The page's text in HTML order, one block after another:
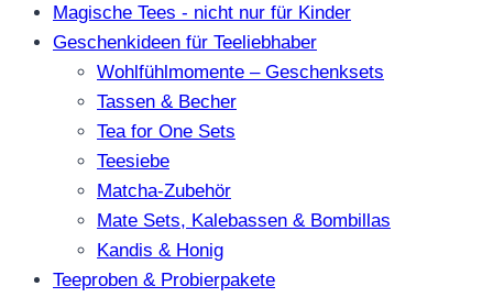
Magische Tees - nicht nur für Kinder
Geschenkideen für Teeliebhaber
Wohlfühlmomente – Geschenksets
Tassen & Becher
Tea for One Sets
Teesiebe
Matcha-Zubehör
Mate Sets, Kalebassen & Bombillas
Kandis & Honig
Teeproben & Probierpakete